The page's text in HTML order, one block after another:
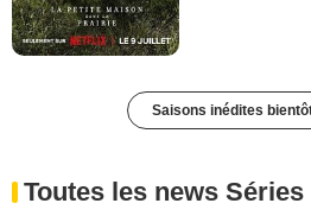
Saisons inédites
Toutes les news Séries